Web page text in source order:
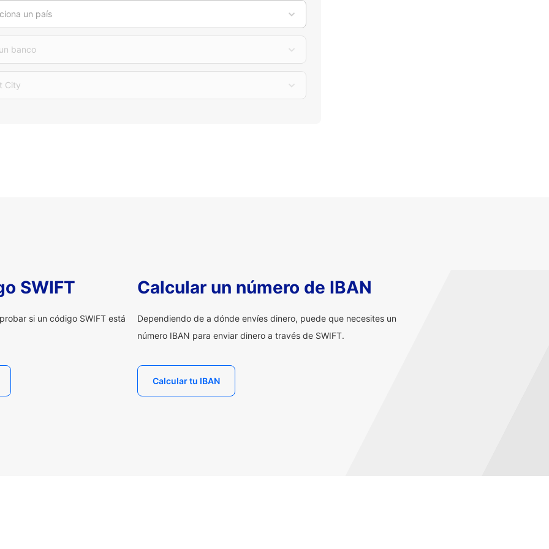
un país
banco
City
SWIFT
si un código SWIFT está
Calcular un número de IBAN
Dependiendo de a dónde envíes dinero, puede que necesites un
número IBAN para enviar dinero a través de SWIFT.
Calcular tu IBAN